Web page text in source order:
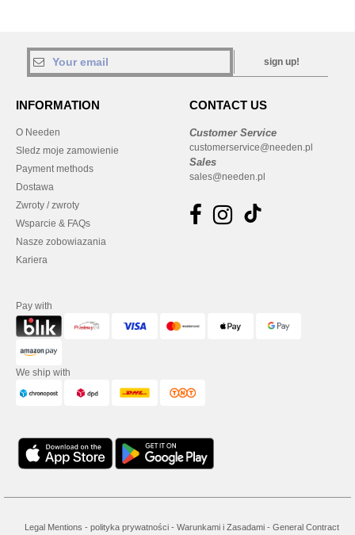
sign up!
INFORMATION
O Needen
Sledz moje zamowienie
Payment methods
Dostawa
Zwroty / zwroty
Wsparcie & FAQs
Nasze zobowiazania
Kariera
CONTACT US
Customer Service
customerservice@needen.pl
Sales
sales@needen.pl
Pay with
We ship with
Legal Mentions - polityka prywatności- Warunkami i Zasadami- General Contract